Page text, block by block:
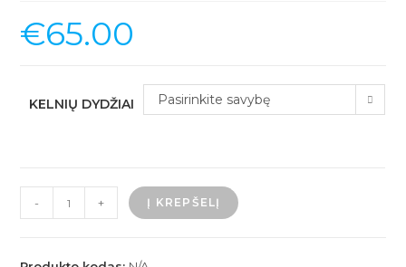
€65.00
KELNIŲ DYDŽIAI Pasirinkite savybę
-
produkto
kiekis:
+ Į KREPŠELĮ